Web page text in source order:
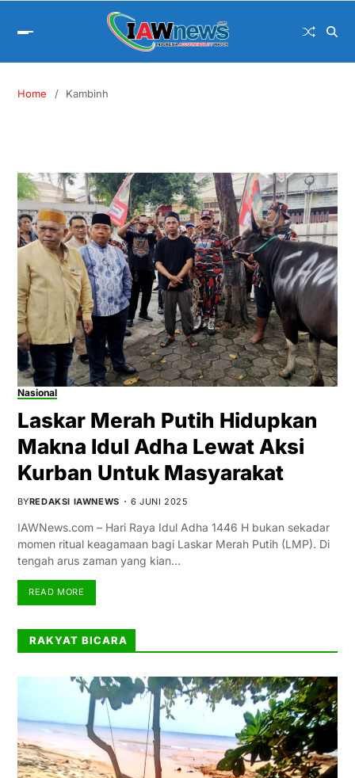
Home Kambinh
Nasional
Laskar Merah Putih Hidupkan
Makna Idul Adha Lewat Aksi
Kurban Untuk Masyarakat
BYREDAKSI IAWNEWS 6 JUNI 2025
IAWNews.com – Hari Raya Idul Adha 1446 H bukan sekadar
momen ritual keagamaan bagi Laskar Merah Putih (LMP). Di
tengah arus zaman yang kian…
READ MORE
RAKYAT BICARA